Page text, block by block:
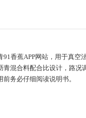
香蕉APP网站，用于真空
合料配合比设计，路况调查
前务必仔细阅读说明书。